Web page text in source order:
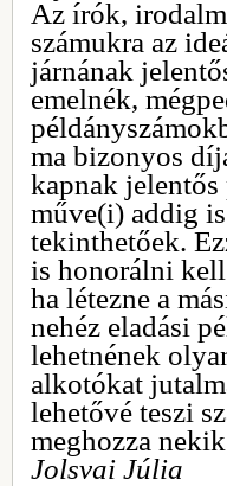
Az írók,
számukra az
járnának
emelnék,
ma bizonyos
kapnak jelentős
műve(i) addig
tekinthetőek.
is honorálni kell
ha létezne a
nehéz eladási
lehetnének
alkotókat
lehetővé teszi
meghozza
Jolsvai Júlia